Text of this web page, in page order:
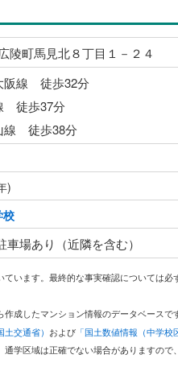
陵町馬見北８丁目１－２４
阪線 徒歩32分
徒歩37分
線 徒歩38分
)
校
車場あり（近隣を含む）
います。最終的な事実確認については必
成したマンション情報のデータベース
交通省） および 「国土数値情報（中学校
学区域は正確でない場合がありますので